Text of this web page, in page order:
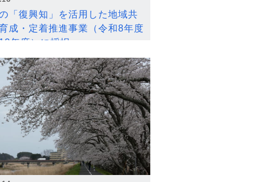
「復興知」を活用した地域共
成・定着推進事業（令和8年度
年度）に採択